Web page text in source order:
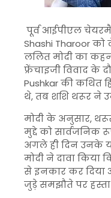
पूर्व आईपीएल
Shashi Tharoorको
ललित मोदी का
फ्रेंचाइजी विवाद के
Pushkarकी कथित
थे, तब शशि थरूर ने
मोदी के अनुसार,
मुद्दे को सार्वजनिक
अगले ही दिन उनके
मोदी ने दावा
से इनकार कर दिया
जुड़े समझौते पर